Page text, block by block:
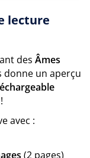
lecture
des Âmes
donne un aperçu
avec :
(2 pages)